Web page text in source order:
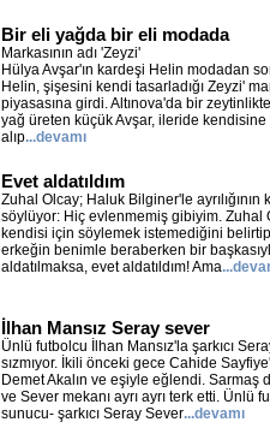
Bir eli yağda bir eli modada
Markasının adı 'Zeyzi'
Hülya Avşar'ın kardeşi Helin modadan
Helin, şişesini kendi tasarladığı Zeyzi'
piyasasına girdi. Altınova'da bir
yağ üreten küçük Avşar, ileride
alıp...devamı
Evet aldatıldım
Zuhal Olcay; Haluk Bilginer'le ayrılığının
söylüyor: Hiç evlenmemiş gibiyim. Zuhal
kendisi için söylemek istemediğini
erkeğin benimle beraberken bir
aldatılmaksa, evet aldatıldım! Ama
İlhan Mansız Seray sever
Ünlü futbolcu İlhan Mansız'la şarkıcı
sızmıyor. İkili önceki gece Cahide
Demet Akalın ve eşiyle eğlendi. Sarmaş
ve Sever mekanı ayrı ayrı terk etti. Ünlü
sunucu- şarkıcı Seray Sever...devamı